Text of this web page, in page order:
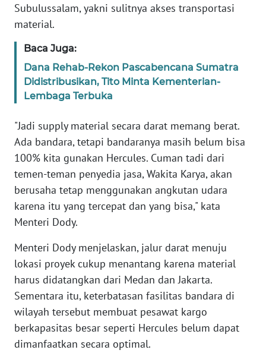
Subulussalam, yakni sulitnya akses transportasi
material.
Baca Juga:
Dana Rehab-Rekon Pascabencana Sumatra
Didistribusikan, Tito Minta Kementerian-
Lembaga Terbuka
"Jadi supply material secara darat memang berat.
Ada bandara, tetapi bandaranya masih belum bisa
100% kita gunakan Hercules. Cuman tadi dari
temen-teman penyedia jasa, Wakita Karya, akan
berusaha tetap menggunakan angkutan udara
karena itu yang tercepat dan yang bisa," kata
Menteri Dody.
Menteri Dody menjelaskan, jalur darat menuju
lokasi proyek cukup menantang karena material
harus didatangkan dari Medan dan Jakarta.
Sementara itu, keterbatasan fasilitas bandara di
wilayah tersebut membuat pesawat kargo
berkapasitas besar seperti Hercules belum dapat
dimanfaatkan secara optimal.
REDAKSI
KARIR
DISCLAIMER
News
Regional
WN
SUMUT
JAKARTA
WN
WN
BANTEN
WN